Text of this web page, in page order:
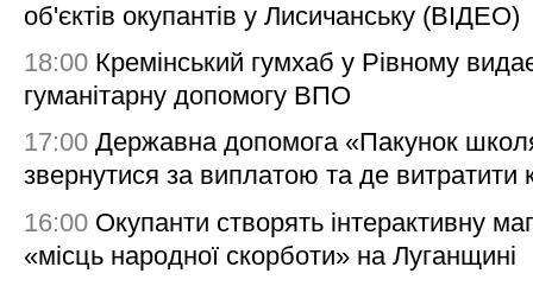
об'єктів окупантів у Лисичанську (ВІДЕО)
18:00 Кремінський гумхаб у Рівному
гуманітарну допомогу ВПО
17:00 Державна допомога «Пакунок
звернутися за виплатою та де витратити
16:00 Окупанти створять інтерактивну
«місць народної скорботи» на Луганщині